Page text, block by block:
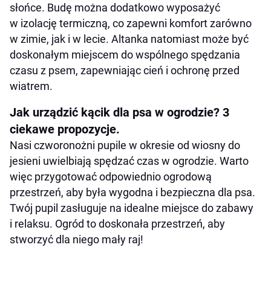
słońce. Budę można dodatkowo wyposażyć
w izolację termiczną, co zapewni komfort zarówno
w zimie, jak i w lecie. Altanka natomiast może być
doskonałym miejscem do wspólnego spędzania
czasu z psem, zapewniając cień i ochronę przed
wiatrem.
Jak urządzić kącik dla psa w ogrodzie? 3
ciekawe propozycje.
Nasi czworonożni pupile w okresie od wiosny do
jesieni uwielbiają spędzać czas w ogrodzie. Warto
więc przygotować odpowiednio ogrodową
przestrzeń, aby była wygodna i bezpieczna dla psa.
Twój pupil zasługuje na idealne miejsce do zabawy
i relaksu. Ogród to doskonała przestrzeń, aby
stworzyć dla niego mały raj!